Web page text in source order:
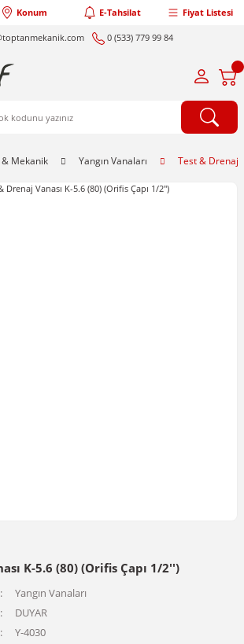
Konum E-Tahsilat Fiyat Listesi
0 (533) 779 99 84
& Mekanik Yangın Vanaları Test & Drenaj
K-5.6 (80) (Orifis Çapı 1/2'')
Yangın Vanaları
DUYAR
Y-4030